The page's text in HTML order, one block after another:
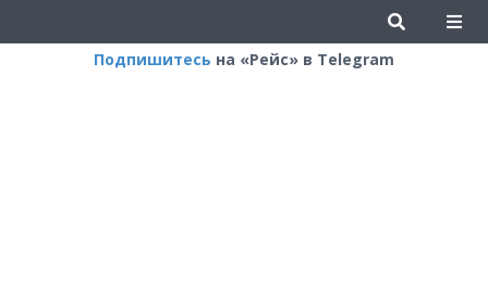
Подпишитесь на «Рейс» в Telegram